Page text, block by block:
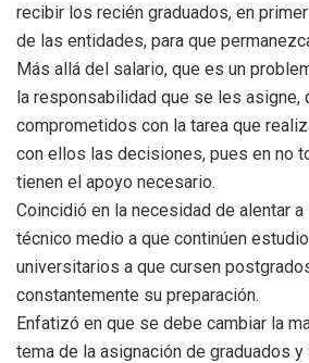
recibir los recién graduados, en
de las entidades, para que
Más allá del salario, que es un
la responsabilidad que se les asigne,
comprometidos con la tarea que
con ellos las decisiones, pues en no
tienen el apoyo necesario.
Coincidió en la necesidad de alentar
técnico medio a que continúen
universitarios a que cursen
constantemente su preparación.
Enfatizó en que se debe cambiar la
tema de la asignación de graduados